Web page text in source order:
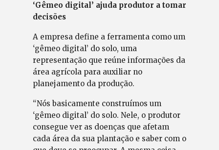
‘Gêmeo digital’ ajuda produtor a tomar
decisões
A empresa define a ferramenta como um
‘gêmeo digital’ do solo, uma
representação que reúne informações da
área agrícola para auxiliar no
planejamento da produção.
“Nós basicamente construímos um
‘gêmeo digital’ do solo. Nele, o produtor
consegue ver as doenças que afetam
cada área da sua plantação e saber com o